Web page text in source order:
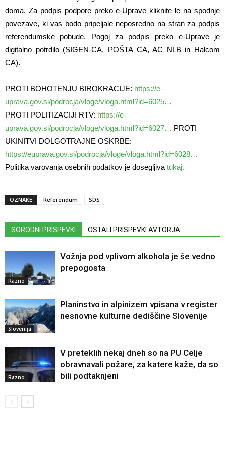
doma. Za podpis podpore preko e-Uprave kliknite le na spodnje
povezave, ki vas bodo pripeljale neposredno na stran za podpis
referendumske pobude. Pogoj za podpis preko e-Uprave je
digitalno potrdilo (SIGEN-CA, POŠTA CA, AC NLB in Halcom
CA).
PROTI BOHOTENJU BIROKRACIJE: https://e-
uprava.gov.si/podrocja/vloge/vloga.html?id=6025…
PROTI POLITIZACIJI RTV: https://e-
uprava.gov.si/podrocja/vloge/vloga.html?id=6027… PROTI
UKINITVI DOLGOTRAJNE OSKRBE:
https://euprava.gov.si/podrocja/vloge/vloga.html?id=6028…
Politika varovanja osebnih podatkov je dosegljiva tukaj.
OZNAKE Referendum SDS
SORODNI PRISPEVKI OSTALI PRISPEVKI AVTORJA
Razno
Vožnja pod vplivom alkohola je še vedno
prepogosta
Slovenija
Planinstvo in alpinizem vpisana v register
nesnovne kulturne dediščine Slovenije
Razno
V preteklih nekaj dneh so na PU Celje
obravnavali požare, za katere kaže, da so
bili podtaknjeni